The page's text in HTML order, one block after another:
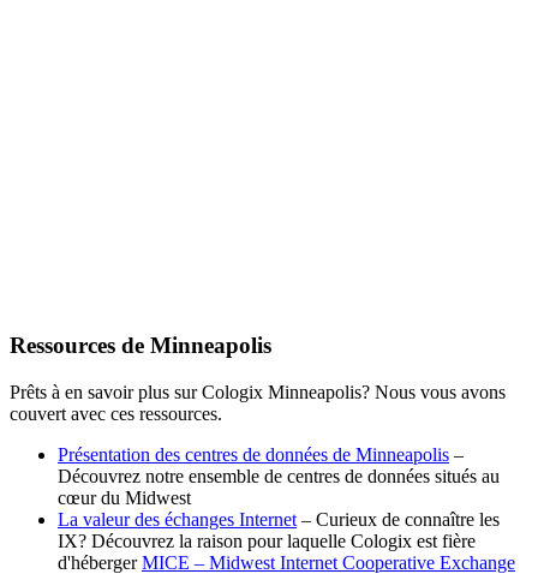
Ressources de Minneapolis
Prêts à en savoir plus sur Cologix Minneapolis? Nous vous avons
couvert avec ces ressources.
Présentation des centres de données de Minneapolis –
Découvrez notre ensemble de centres de données situés au
cœur du Midwest
La valeur des échanges Internet – Curieux de connaître les
IX? Découvrez la raison pour laquelle Cologix est fière
d'hébergerMICE – Midwest Internet Cooperative Exchange